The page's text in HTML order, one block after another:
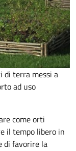
di terra messi a
ad uso
come orti
il tempo libero in
di favorire la